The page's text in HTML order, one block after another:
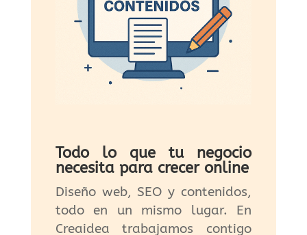
Todo lo que tu negocio
necesita para crecer online
Diseño web, SEO y contenidos,
todo en un mismo lugar. En
Creaidea trabajamos contigo